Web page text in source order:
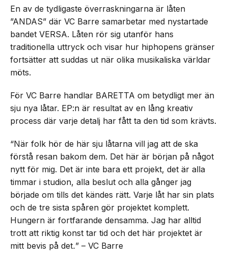
En av de tydligaste överraskningarna är låten
”ANDAS” där VC Barre samarbetar med nystartade
bandet VERSA. Låten rör sig utanför hans
traditionella uttryck och visar hur hiphopens gränser
fortsätter att suddas ut när olika musikaliska världar
möts.
För VC Barre handlar BARETTA om betydligt mer än
sju nya låtar. EP:n är resultat av en lång kreativ
process där varje detalj har fått ta den tid som krävts.
“När folk hör de här sju låtarna vill jag att de ska
förstå resan bakom dem. Det här är början på något
nytt för mig. Det är inte bara ett projekt, det är alla
timmar i studion, alla beslut och alla gånger jag
började om tills det kändes rätt. Varje låt har sin plats
och de tre sista spåren gör projektet komplett.
Hungern är fortfarande densamma. Jag har alltid
trott att riktig konst tar tid och det här projektet är
mitt bevis på det.” – VC Barre